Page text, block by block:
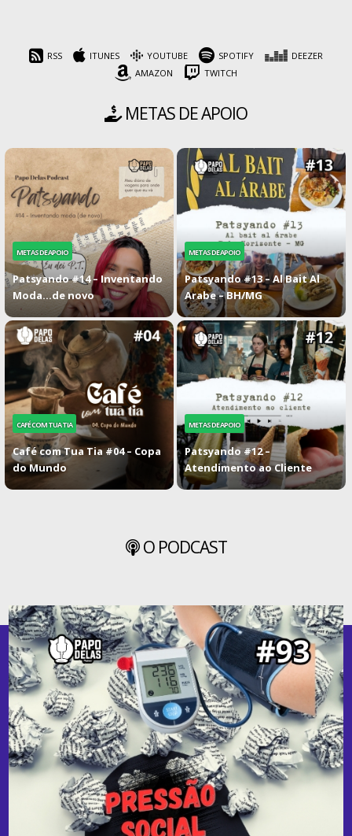
RSS ITUNES YOUTUBE SPOTIFY
DEEZER
AMAZON
TWITCH
METAS DE APOIO
METAS DE APOIO
Patsyando #14 – Inventando
Moda…de novo
METAS DE APOIO
Patsyando #13 – Al Bait Al
Arabe – BH/MG
CAFÉ COM TUA TIA
Café com Tua Tia #04 – Copa
do Mundo
METAS DE APOIO
Patsyando #12 –
Atendimento ao Cliente
O PODCAST